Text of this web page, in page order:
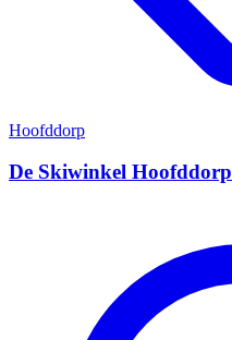
Hoofddorp
De Skiwinkel Hoofddorp